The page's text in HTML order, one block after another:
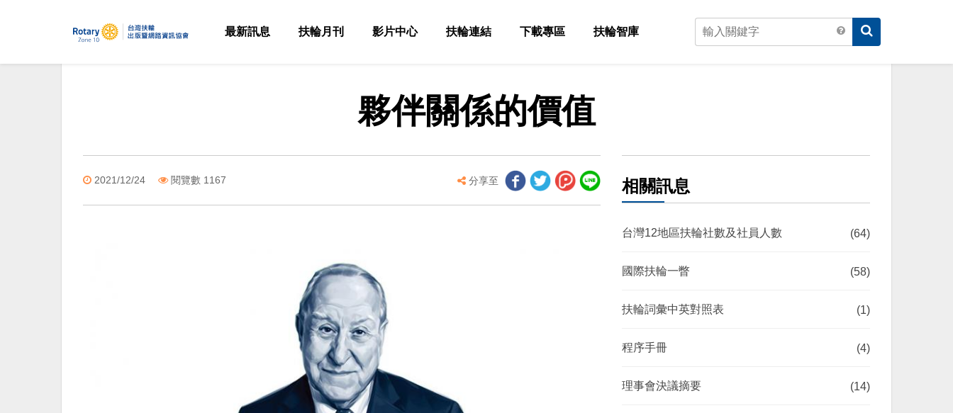
最新訊息 扶輪月刊 影片中心 扶輪連結 下載專區 扶輪智庫
夥伴關係的價值
2021/12/24 閱覽數 1167 分享至 相關訊息
台灣12地區扶輪社數及社員人數 (64)
國際扶輪一瞥 (58)
扶輪詞彙中英對照表 (1)
程序手冊 (4)
理事會決議摘要 (14)